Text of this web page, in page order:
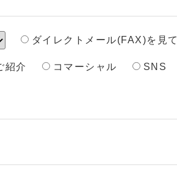
ダイレクトメール(FAX)を見て
紹介 コマーシャル SNS